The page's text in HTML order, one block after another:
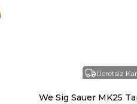
Ücretsiz
We Sig Sauer MK25